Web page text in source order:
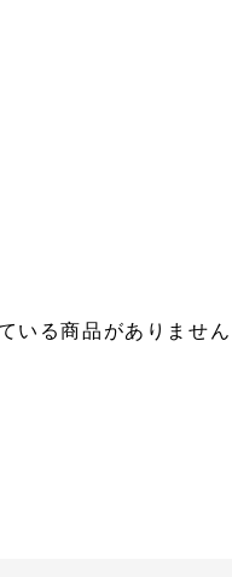
いる商品がありませ